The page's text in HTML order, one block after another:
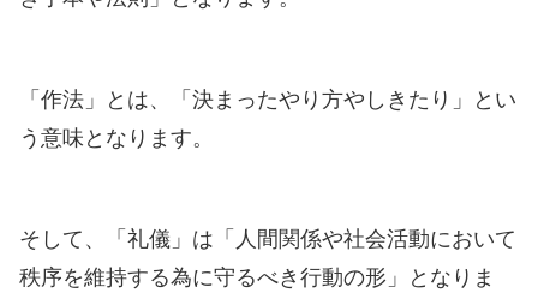
「作法」とは、「決まったやり方やしきたり」とい
う意味となります。
そして、「礼儀」は「人間関係や社会活動において
秩序を維持する為に守るべき行動の形」となりま